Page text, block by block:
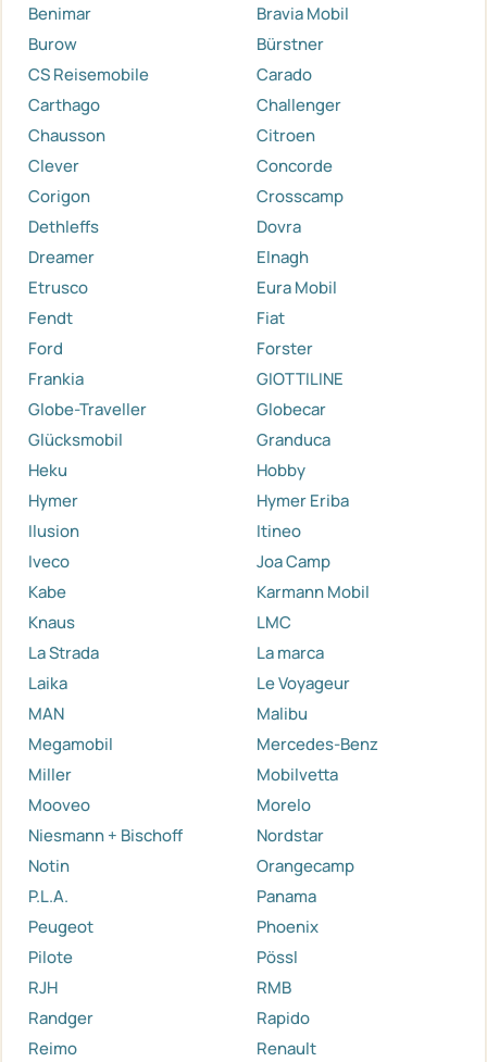
Benimar
Bravia Mobil
Burow
Bürstner
CS Reisemobile
Carado
Carthago
Challenger
Chausson
Citroen
Clever
Concorde
Corigon
Crosscamp
Dethleffs
Dovra
Dreamer
Elnagh
Etrusco
Eura Mobil
Fendt
Fiat
Ford
Forster
Frankia
GIOTTILINE
Globe-Traveller
Globecar
Glücksmobil
Granduca
Heku
Hobby
Hymer
Hymer Eriba
Ilusion
Itineo
Iveco
Joa Camp
Kabe
Karmann Mobil
Knaus
LMC
La Strada
La marca
Laika
Le Voyageur
MAN
Malibu
Megamobil
Mercedes-Benz
Miller
Mobilvetta
Mooveo
Morelo
Niesmann + Bischoff
Nordstar
Notin
Orangecamp
P.L.A.
Panama
Peugeot
Phoenix
Pilote
Pössl
RJH
RMB
Randger
Rapido
Reimo
Renault